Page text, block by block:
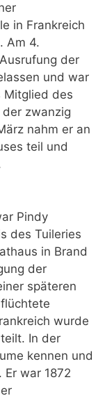
in Frankreich
Am 4.
der
und war
Mitglied des
zwanzig
nahm er an
teil und
Pindy
des Tuileries
in Brand
der
späteren
wurde
In der
kennen und
war 1872